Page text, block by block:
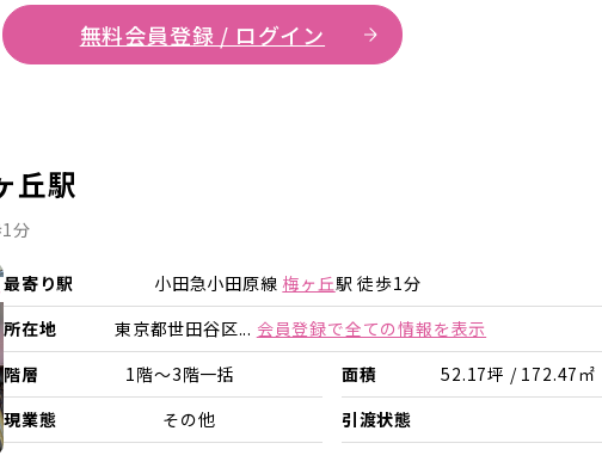
無料会員登録 / ログイン
丘駅
分
詳細を見る
最寄り駅 小田急小田原線 梅ヶ丘駅 徒歩1分
所在地
東京都世田谷区... 会員登録で全ての情報を表示
階層
1階～3階一括 面積
52.17坪 / 172.47㎡
現業態
その他 引渡状態